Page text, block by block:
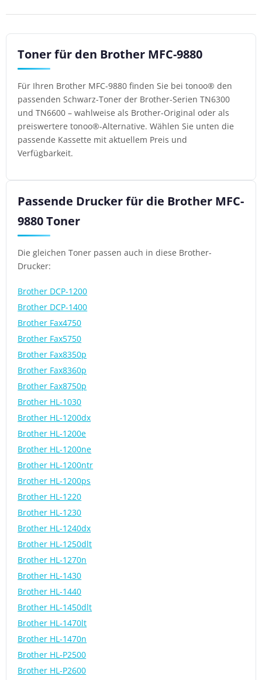
Toner für den Brother MFC-9880
Für Ihren Brother MFC-9880 finden Sie bei tonoo® den
passenden Schwarz-Toner der Brother-Serien TN6300
und TN6600 – wahlweise als Brother-Original oder als
preiswertere tonoo®-Alternative. Wählen Sie unten die
passende Kassette mit aktuellem Preis und
Verfügbarkeit.
Passende Drucker für die Brother MFC-
9880 Toner
Die gleichen Toner passen auch in diese Brother-
Drucker:
Brother DCP-1200
Brother DCP-1400
Brother Fax4750
Brother Fax5750
Brother Fax8350p
Brother Fax8360p
Brother Fax8750p
Brother HL-1030
Brother HL-1200dx
Brother HL-1200e
Brother HL-1200ne
Brother HL-1200ntr
Brother HL-1200ps
Brother HL-1220
Brother HL-1230
Brother HL-1240dx
Brother HL-1250dlt
Brother HL-1270n
Brother HL-1430
Brother HL-1440
Brother HL-1450dlt
Brother HL-1470lt
Brother HL-1470n
Brother HL-P2500
Brother HL-P2600